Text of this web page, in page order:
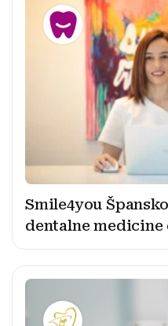
Smile4you
dentalne medicine